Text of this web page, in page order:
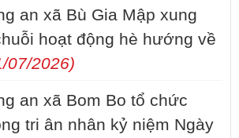
an xã Bù Gia Mập xung
hoạt động hè hướng về
07/2026)
an xã Bom Bo tổ chức
tri ân nhân kỷ niệm Ngày